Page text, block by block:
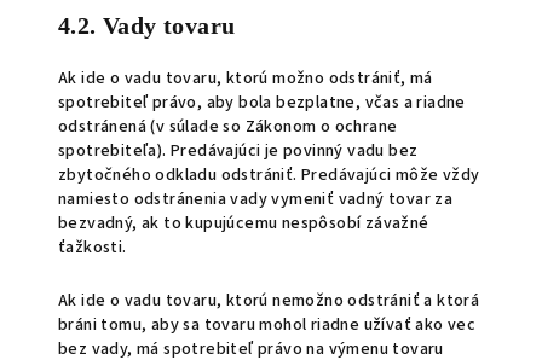
4.2. Vady tovaru
Ak ide o vadu tovaru, ktorú možno odstrániť, má
spotrebiteľ právo, aby bola bezplatne, včas a riadne
odstránená (v súlade so Zákonom o ochrane
spotrebiteľa). Predávajúci je povinný vadu bez
zbytočného odkladu odstrániť. Predávajúci môže vždy
namiesto odstránenia vady vymeniť vadný tovar za
bezvadný, ak to kupujúcemu nespôsobí závažné
ťažkosti.
Ak ide o vadu tovaru, ktorú nemožno odstrániť a ktorá
bráni tomu, aby sa tovaru mohol riadne užívať ako vec
bez vady, má spotrebiteľ právo na výmenu tovaru